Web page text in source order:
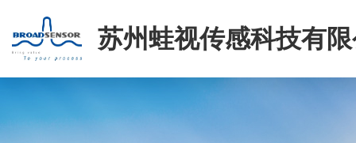
苏州蛙视传感科技有